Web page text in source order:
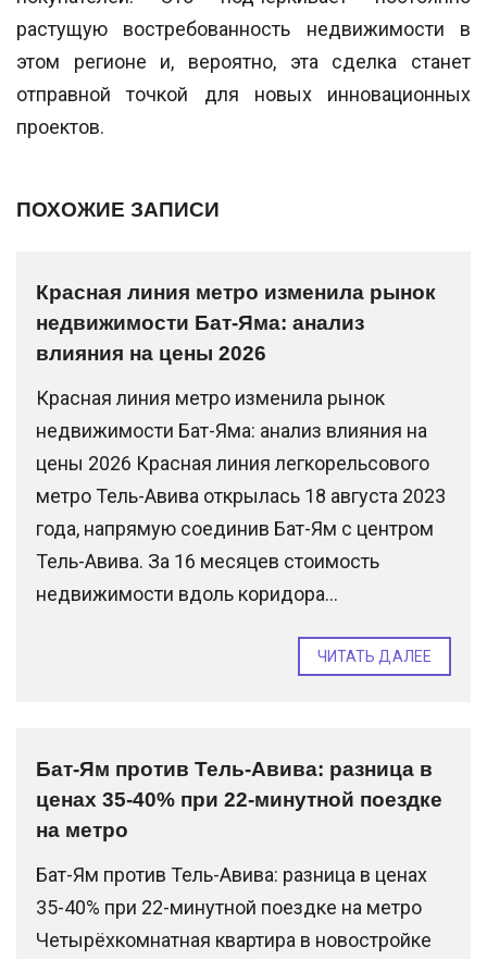
растущую востребованность недвижимости в
этом регионе и, вероятно, эта сделка станет
отправной точкой для новых инновационных
проектов.
ПОХОЖИЕ ЗАПИСИ
Красная линия метро изменила рынок
недвижимости Бат-Яма: анализ
влияния на цены 2026
Красная линия метро изменила рынок
недвижимости Бат-Яма: анализ влияния на
цены 2026 Красная линия легкорельсового
метро Тель-Авива открылась 18 августа 2023
года, напрямую соединив Бат-Ям с центром
Тель-Авива. За 16 месяцев стоимость
недвижимости вдоль коридора...
ЧИТАТЬ ДАЛЕЕ
Бат-Ям против Тель-Авива: разница в
ценах 35-40% при 22-минутной поездке
на метро
Бат-Ям против Тель-Авива: разница в ценах
35-40% при 22-минутной поездке на метро
Четырёхкомнатная квартира в новостройке